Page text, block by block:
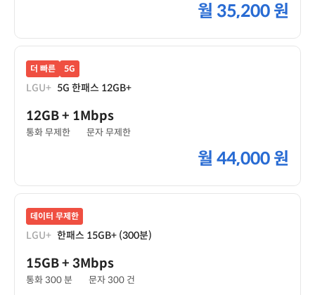
월 35,200 원
더 빠른 5G
LGU+ 5G 한패스 12GB+
12GB+ 1Mbps
통화 무제한 문자 무제한
월 44,000 원
데이터 무제한
LGU+ 한패스 15GB+ (300분)
15GB+ 3Mbps
통화 300 분 문자 300 건